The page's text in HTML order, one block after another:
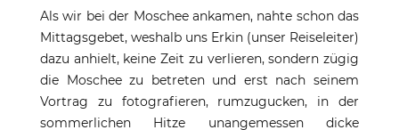
Als wir bei der Moschee ankamen, nahte schon das
Mittagsgebet, weshalb uns Erkin (unser Reiseleiter)
dazu anhielt, keine Zeit zu verlieren, sondern zügig
die Moschee zu betreten und erst nach seinem
Vortrag zu fotografieren, rumzugucken, in der
sommerlichen Hitze unangemessen dicke